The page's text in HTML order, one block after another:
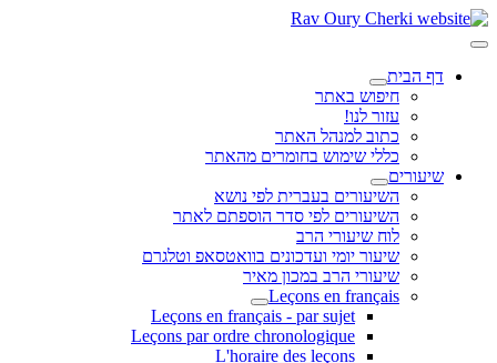
דף הבית
חיפוש באתר
עזור לנו!
כתוב למנהל האתר
כללי שימוש בחומרים מהאתר
שיעורים
השיעורים בעברית לפי נושא
השיעורים לפי סדר הוספתם לאתר
לוח שיעורי הרב
שיעור יומי ועדכונים בוואטסאפ וטלגרם
שיעורי הרב במכון מאיר
Leçons en français
Leçons en français - par sujet
Leçons par ordre chronologique
L'horaire des leçons